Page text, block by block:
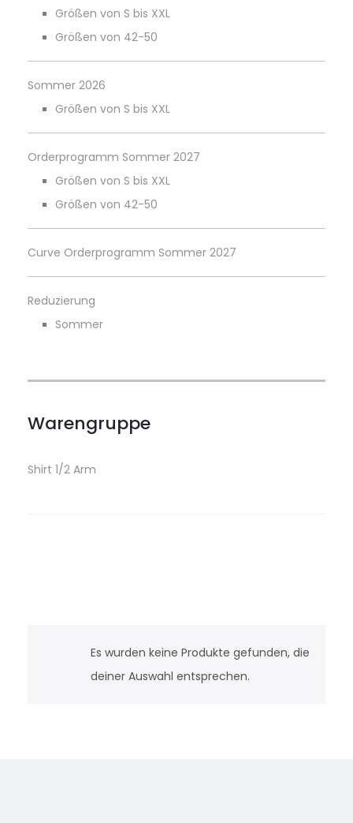
Es wurden keine Produkte gefunden, die
deiner Auswahl entsprechen.
Größen von S bis XXL
Größen von 42-50
Sommer 2026
Größen von S bis XXL
Orderprogramm Sommer 2027
Größen von S bis XXL
Größen von 42-50
Curve Orderprogramm Sommer 2027
Reduzierung
Sommer
Warengruppe
Shirt 1/2 Arm